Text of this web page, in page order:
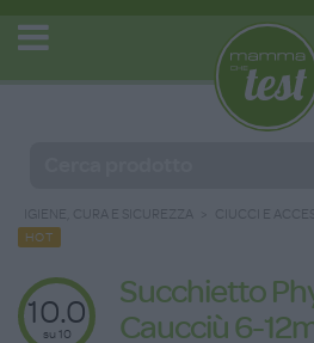
IGIENE, CURA E SICUREZZA CIUCCI E
HOT
10.0
su 10
Succhietto
Caucciù 6-